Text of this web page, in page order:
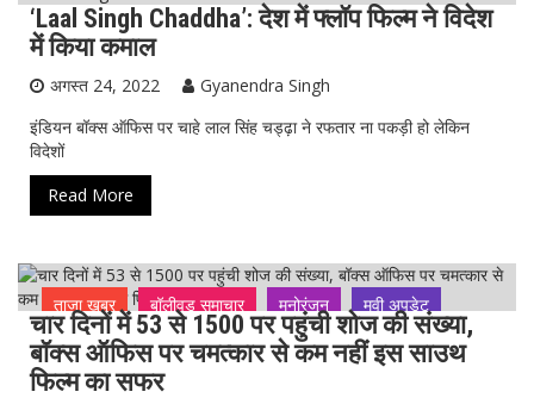
ख़ास ख़बर बॉलीवुड समाचार मनोरंजन
मूवी अपडेट
सेलिब्रिटी अपडेट
‘Laal Singh Chaddha’: देश में फ्लॉप फिल्म ने विदेश
में किया कमाल
अगस्त 24, 2022
Gyanendra Singh
इंडियन बॉक्स ऑफिस पर चाहे लाल सिंह चड्ढ़ा ने रफतार ना पकड़ी हो लेकिन
विदेशों
Read More
ताजा ख़बर बॉलीवुड समाचार मनोरंजन
मूवी अपडेट
सेलिब्रिटी अपडेट
चार दिनों में 53 से 1500 पर पहुंची शोज की संख्या,
बॉक्स ऑफिस पर चमत्कार से कम नहीं इस साउथ
फिल्म का सफर